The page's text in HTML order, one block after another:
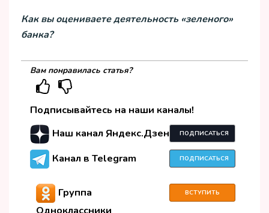
Как вы оцениваете деятельность «зеленого»
банка?
Вам понравилась статья?
Подписывайтесь на наши каналы!
Наш канал Яндекс.Дзен
ПОДПИСАТЬСЯ
Канал в Telegram ПОДПИСАТЬСЯ
Группа
ВСТУПИТЬ